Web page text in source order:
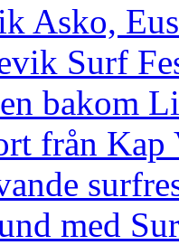
Asko,
Surf
bakom
från Kap
med